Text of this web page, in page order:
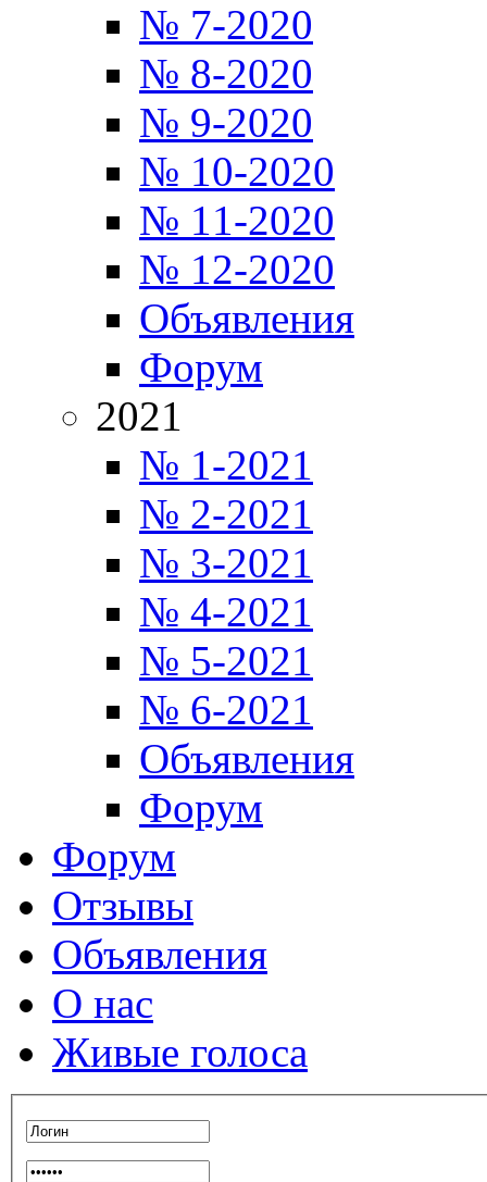
№ 7-2020
№ 8-2020
№ 9-2020
№ 10-2020
№ 11-2020
№ 12-2020
Объявления
Форум
2021
№ 1-2021
№ 2-2021
№ 3-2021
№ 4-2021
№ 5-2021
№ 6-2021
Объявления
Форум
Форум
Отзывы
Объявления
О нас
Живые голоса